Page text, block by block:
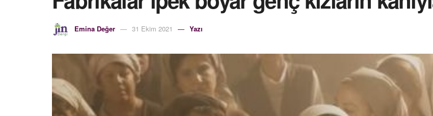
Emina Değer 31 Ekim 2021 Yazı